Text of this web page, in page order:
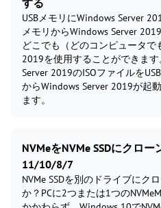
する
USBメモリにWindows Server
メモリからWindows Server
どこでも（どのコンピュータで
2019を使用することができま
Server 2019のISOファイルを
からWindows Server 2019が起
ます。
NVMeをNVMe SSDにクロ
11/10/8/7
NVMe SSDを別のドライブにク
か？PCに2つまたは1つの